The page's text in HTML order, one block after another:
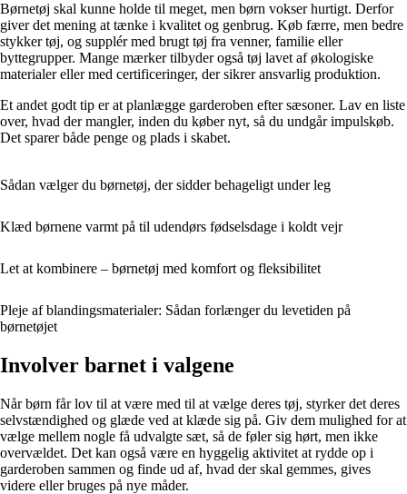
Børnetøj skal kunne holde til meget, men børn vokser hurtigt. Derfor
giver det mening at tænke i kvalitet og genbrug. Køb færre, men bedre
stykker tøj, og supplér med brugt tøj fra venner, familie eller
byttegrupper. Mange mærker tilbyder også tøj lavet af økologiske
materialer eller med certificeringer, der sikrer ansvarlig produktion.
Et andet godt tip er at planlægge garderoben efter sæsoner. Lav en liste
over, hvad der mangler, inden du køber nyt, så du undgår impulskøb.
Det sparer både penge og plads i skabet.
Sådan vælger du børnetøj, der sidder behageligt under leg
Klæd børnene varmt på til udendørs fødselsdage i koldt vejr
Let at kombinere – børnetøj med komfort og fleksibilitet
Pleje af blandingsmaterialer: Sådan forlænger du levetiden på
børnetøjet
Involver barnet i valgene
Når børn får lov til at være med til at vælge deres tøj, styrker det deres
selvstændighed og glæde ved at klæde sig på. Giv dem mulighed for at
vælge mellem nogle få udvalgte sæt, så de føler sig hørt, men ikke
overvældet. Det kan også være en hyggelig aktivitet at rydde op i
garderoben sammen og finde ud af, hvad der skal gemmes, gives
videre eller bruges på nye måder.